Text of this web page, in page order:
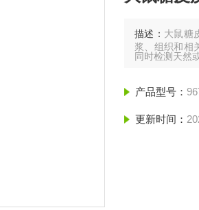
描述： 大鼠糖
浆、组织和相
同时检测天然
产品型号：
更新时间：